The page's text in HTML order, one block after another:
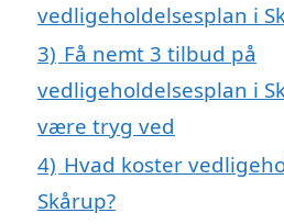
vedligeholdelsesplan i
3) Få nemt 3 tilbud på
vedligeholdelsesplan i
være tryg ved
4) Hvad koster
Skårup?